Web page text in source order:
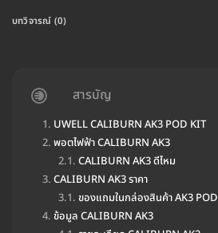
บทวิจารณ์ (0)
สารบัญ
UWELL CALIBURN AK3 POD KIT
พอตไฟฟ้า CALIBURN AK3
CALIBURN AK3 ดีไหม
CALIBURN AK3 ราคา
ของแถมในกล่องสินค้า AK3 POD
ข้อมูล CALIBURN AK3